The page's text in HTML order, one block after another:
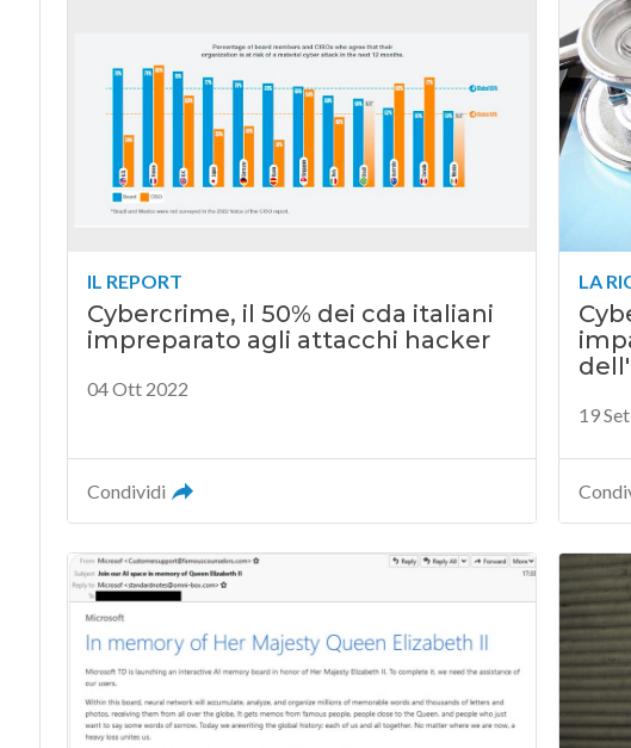
IL REPORT
Cybercrime, il 50% dei cda italiani
impreparato agli attacchi hacker
04 Ott 2022
Condividi
LA
19